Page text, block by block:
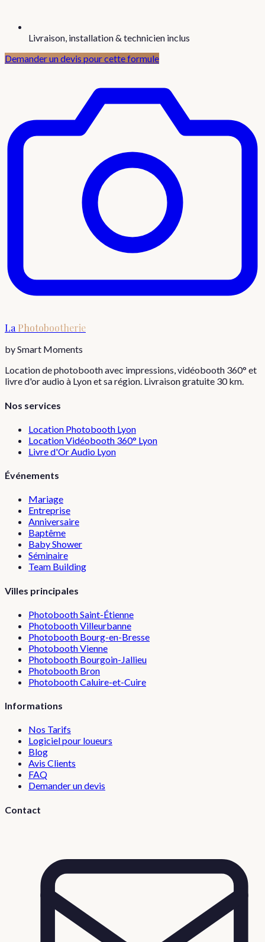
Livraison, installation & technicien inclus
Demander un devis pour cette formule
LaPhotobootherie
by Smart Moments
Location de photobooth avec impressions, vidéobooth 360° et
livre d'or audio à Lyon et sa région. Livraison gratuite 30 km.
Nos services
Location Photobooth Lyon
Location Vidéobooth 360° Lyon
Livre d'Or Audio Lyon
Événements
Mariage
Entreprise
Anniversaire
Baptême
Baby Shower
Séminaire
Team Building
Villes principales
PhotoboothSaint-Étienne
PhotoboothVilleurbanne
Photobooth Bourg-en-Bresse
PhotoboothVienne
Photobooth Bourgoin-Jallieu
Photobooth Bron
PhotoboothCaluire-et-Cuire
Informations
Nos Tarifs
Logiciel pour loueurs
Blog
Avis Clients
FAQ
Demander un devis
Contact